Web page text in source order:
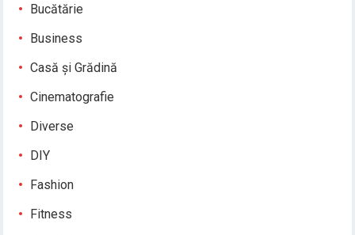
Bucătărie
Business
Casă și Grădină
Cinematografie
Diverse
DIY
Fashion
Fitness